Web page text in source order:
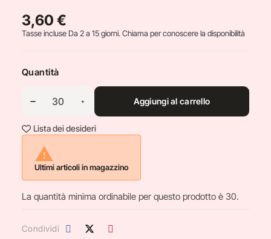
3,60 €
Tasse incluseDa 2 a 15 giorni. Chiama per conoscere la disponibilità
Quantità
Aggiungi al carrello
Lista dei desideri

Ultimi articoli in magazzino
La quantità minima ordinabile per questo prodotto è 30.
Condividi